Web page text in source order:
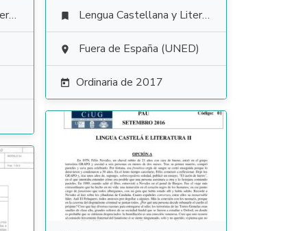
 Lengua Castellana y Literatura
 Fuera de España (UNED)
 Ordinaria de 2017